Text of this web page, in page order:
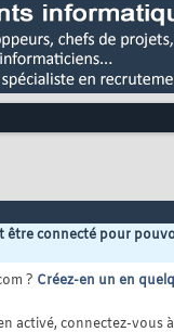
être connecté pour
? Créez-en un en
activé, connectez-vous